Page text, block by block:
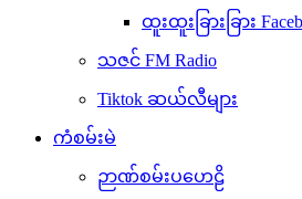
ထူးထူးခြားခြား
သဇင် FM Radio
Tiktok ဆယ်လီများ
ကံစမ်းမဲ
ဉာဏ်စမ်းပဟေဠိ